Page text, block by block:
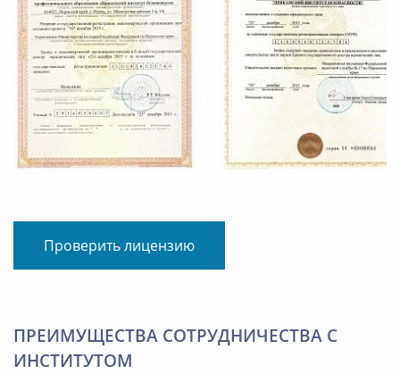
Проверить лицензию
ПРЕИМУЩЕСТВА СОТРУДНИЧЕСТВА С
ИНСТИТУТОМ